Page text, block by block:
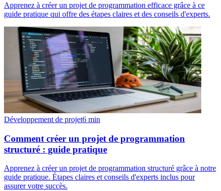
Apprenez à créer un projet de programmation efficace grâce à ce
guide pratique qui offre des étapes claires et des conseils d'experts.
Développement de projet6 min
Comment créer un projet de programmation
structuré : guide pratique
Apprenez à créer un projet de programmation structuré grâce à notre
guide pratique. Étapes claires et conseils d'experts inclus pour
assurer votre succès.